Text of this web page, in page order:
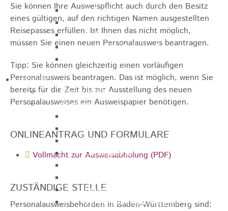
Hebesätze
Kindergartengebühren
Hallenbenutzungsgebühren
Hallenbad & Freibad
Verwaltungsgebühren
Politik
Bürgermeister
Gremien
Gemeinderat
GEO - Vertreter im Aufsichtsrat
Ortschaftsrat
Umlegungsausschuss
Verbandsversammlung der VG
Sie können Ihre Ausweispflicht auch durch den Besitz
eines gültigen, auf den richtigen Namen ausgestellten
Reisepasses erfüllen. Ist Ihnen das nicht möglich,
müssen Sie einen neuen Personalausweis beantragen.
Tipp: Sie können gleichzeitig einen vorläufigen
Personalausweis beantragen. Das ist möglich, wenn Sie
bereits für die Zeit bis zur Ausstellung des neuen
Personalausweises ein Ausweispapier benötigen.
ONLINEANTRAG UND FORMULARE
Vollmacht zur Ausweisabholung (PDF)
ZUSTÄNDIGE STELLE
Personalausweisbehörden in Baden-Württemberg sind: